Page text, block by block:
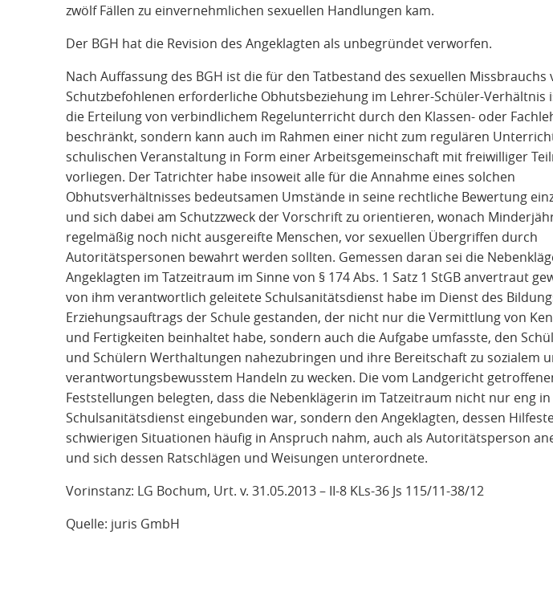
zwölf Fällen zu einvernehmlichen sexuellen Handlungen kam.
Der BGH hat die Revision des Angeklagten als unbegründet verworfen.
Nach Auffassung des BGH ist die für den Tatbestand des sexuellen Missbrauchs
Schutzbefohlenen erforderliche Obhutsbeziehung im Lehrer-Schüler-Verhältnis
die Erteilung von verbindlichem Regelunterricht durch den Klassen- oder
beschränkt, sondern kann auch im Rahmen einer nicht zum regulären
schulischen Veranstaltung in Form einer Arbeitsgemeinschaft mit freiwilliger
vorliegen. Der Tatrichter habe insoweit alle für die Annahme eines solchen
Obhutsverhältnisses bedeutsamen Umstände in seine rechtliche Bewertung
und sich dabei am Schutzzweck der Vorschrift zu orientieren, wonach
regelmäßig noch nicht ausgereifte Menschen, vor sexuellen Übergriffen durch
Autoritätspersonen bewahrt werden sollten. Gemessen daran sei die
Angeklagten im Tatzeitraum im Sinne von § 174 Abs. 1 Satz 1 StGB anvertraut
von ihm verantwortlich geleitete Schulsanitätsdienst habe im Dienst des
Erziehungsauftrags der Schule gestanden, der nicht nur die Vermittlung von
und Fertigkeiten beinhaltet habe, sondern auch die Aufgabe umfasste, den
und Schülern Werthaltungen nahezubringen und ihre Bereitschaft zu sozialem
verantwortungsbewusstem Handeln zu wecken. Die vom Landgericht
Feststellungen belegten, dass die Nebenklägerin im Tatzeitraum nicht nur eng
Schulsanitätsdienst eingebunden war, sondern den Angeklagten, dessen
schwierigen Situationen häufig in Anspruch nahm, auch als Autoritätsperson
und sich dessen Ratschlägen und Weisungen unterordnete.
Vorinstanz: LG Bochum, Urt. v. 31.05.2013 – II-8 KLs-36 Js 115/11-38/12
Quelle: juris GmbH